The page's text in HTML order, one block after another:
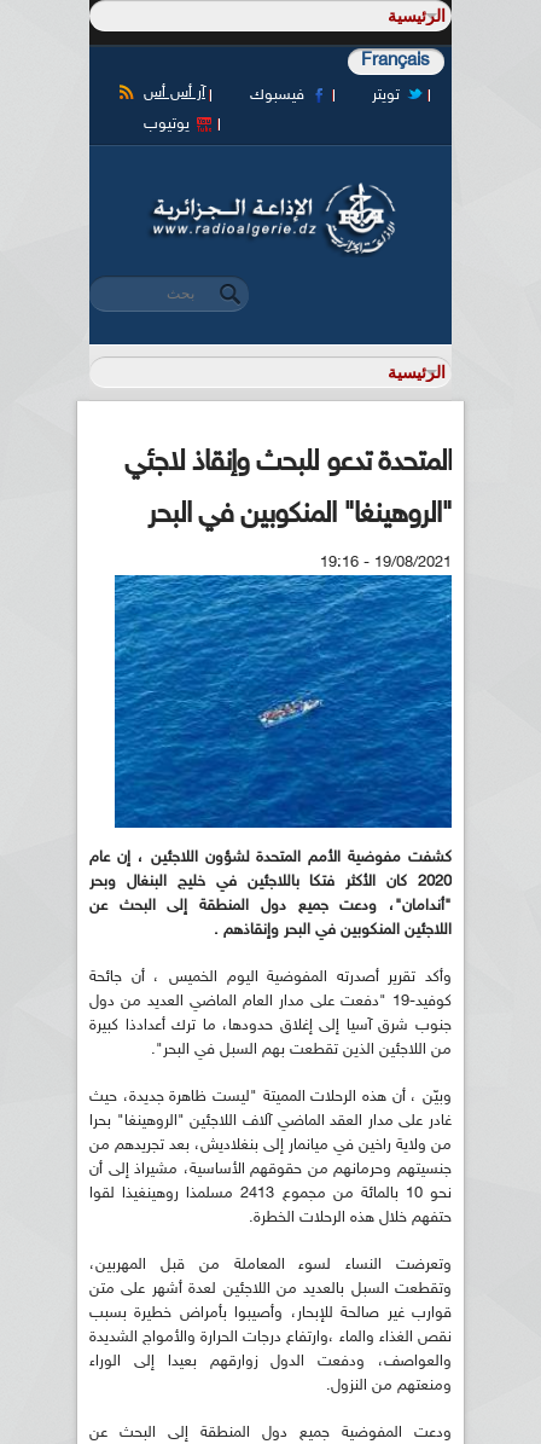
Français
آر أس أس فيسبوك
تويتر
يوتيوب
استمارة البحث
‏بحث ‏
المتحدة تدعو للبحث وإنقاذ لاجئي
"الروهينغا" المنكوبين في البحر
19/08/2021 - 19:16
كشفت مفوضية الأمم المتحدة لشؤون اللاجئين ، إن عام
2020 كان الأكثر فتكا باللاجئين في خليج البنغال وبحر
"أندامان"، ودعت جميع دول المنطقة إلى البحث عن
اللاجئين المنكوبين في البحر وإنقاذهم .
وأكد تقرير أصدرته المفوضية اليوم الخميس ، أن جائحة
كوفيد-19 "دفعت على مدار العام الماضي العديد من دول
جنوب شرق آسيا إلى إغلاق حدودها، ما ترك أعدادذا كبيرة
من اللاجئين الذين تقطعت بهم السبل في البحر".
وبيّن ، أن هذه الرحلات المميتة "ليست ظاهرة جديدة، حيث
غادر على مدار العقد الماضي آلاف اللاجئين "الروهينغا" بحرا
من ولاية راخين في ميانمار إلى بنغلاديش، بعد تجريدهم من
جنسيتهم وحرمانهم من حقوقهم الأساسية، مشيراذ إلى أن
نحو 10 بالمائة من مجموع 2413 مسلمذا روهينغيذا لقوا
حتفهم خلال هذه الرحلات الخطرة.
وتعرضت النساء لسوء المعاملة من قبل المهربين،
وتقطعت السبل بالعديد من اللاجئين لعدة أشهر على متن
قوارب غير صالحة للإبحار، وأصيبوا بأمراض خطيرة بسبب
نقص الغذاء والماء ،وارتفاع درجات الحرارة والأمواج الشديدة
والعواصف، ودفعت الدول زوارقهم بعيدا إلى الوراء
ومنعتهم من النزول.
ودعت المفوضية جميع دول المنطقة إلى البحث عن